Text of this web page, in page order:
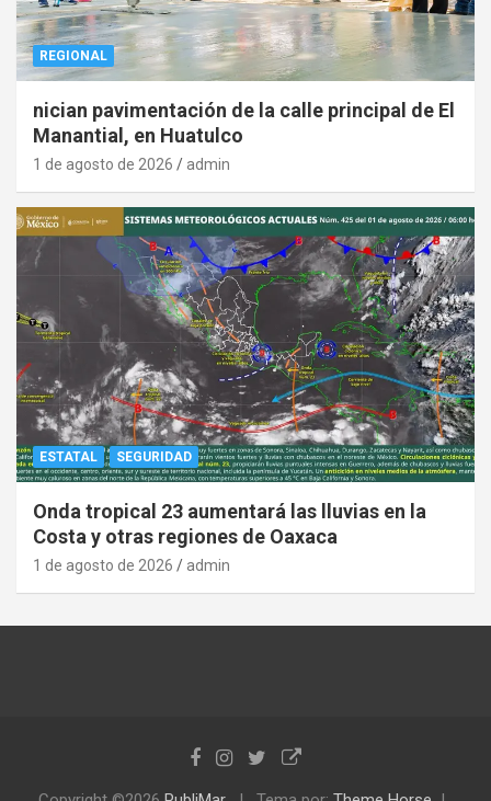
REGIONAL
nician pavimentación de la calle principal de El
Manantial, en Huatulco
1 de agosto de 2026 admin
ESTATAL SEGURIDAD
Onda tropical 23 aumentará las lluvias en la
Costa y otras regiones de Oaxaca
1 de agosto de 2026 admin